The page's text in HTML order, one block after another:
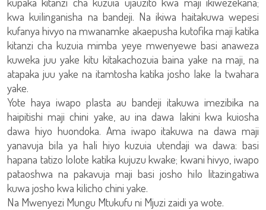
kwa kuilinganisha na bandeji. Na ikiwa haitakuwa wepesi
kufanya hivyo na mwanamke akaepusha kutofika maji katika
kitanzi cha kuzuia mimba yeye mwenyewe basi anaweza
kuweka juu yake kitu kitakachozuia baina yake na maji, na
atapaka juu yake na itamtosha katika josho lake la twahara
yake.
Yote haya iwapo plasta au bandeji itakuwa imezibika na
haipitishi maji chini yake, au ina dawa lakini kwa kuiosha
dawa hiyo huondoka. Ama iwapo itakuwa na dawa maji
yanavuja bila ya hali hiyo kuzuia utendaji wa dawa: basi
hapana tatizo lolote katika kujuzu kwake; kwani hivyo, iwapo
pataoshwa na pakavuja maji basi josho hilo litazingatiwa
kuwa josho kwa kilicho chini yake.
Na Mwenyezi Mungu Mtukufu ni Mjuzi zaidi ya wote.